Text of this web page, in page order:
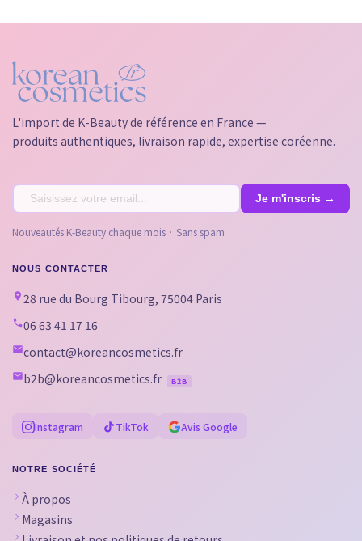
L'import de K-Beauty de référence en France —
produits authentiques, livraison rapide, expertise coréenne.
Nouveautés K-Beauty chaque mois · Sans spam
NOUS CONTACTER
28 rue du Bourg Tibourg, 75004 Paris
06 63 41 17 16
contact@koreancosmetics.fr
b2b@koreancosmetics.fr
B2B
Instagram TikTok Avis Google
NOTRE SOCIÉTÉ
À propos
Magasins